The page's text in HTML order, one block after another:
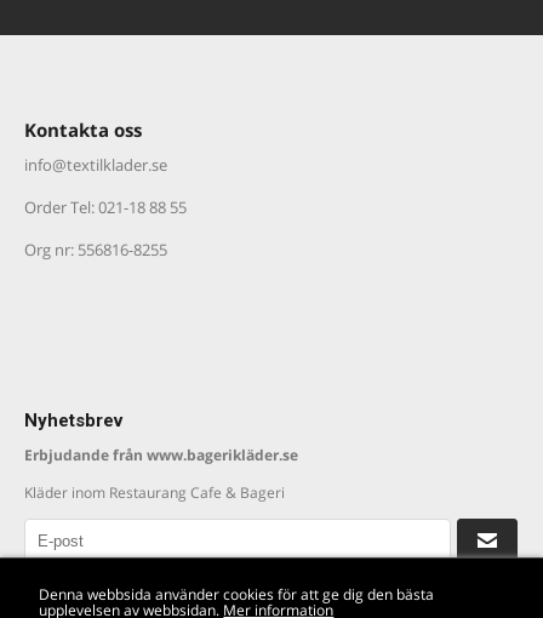
Denna webbsida använder cookies för att ge dig den bästa
upplevelsen av webbsidan. Mer information
Kontakta oss
info@textilklader.se
Order Tel: 021-18 88 55
Org nr: 556816-8255
Nyhetsbrev
Erbjudande från www.bagerikläder.se
Kläder inom Restaurang Cafe & Bageri
Läs våra villkor